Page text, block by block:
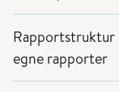
Rapportstruktur
egne rapporter